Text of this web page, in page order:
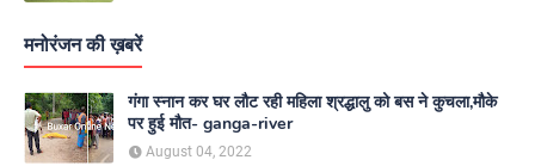
मनोरंजन की ख़बरें
गंगा स्नान कर घर लौट रही महिला श्रद्धालु को बस ने कुचला,मौके
पर हुई मौत- ganga-river
August 04, 2022